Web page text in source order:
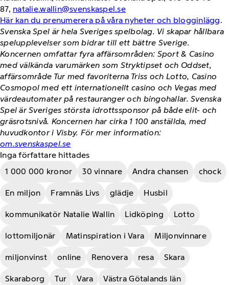
87, natalie.wallin@svenskaspel.se
Här kan du prenumerera på våra nyheter och blogginlägg.
Svenska Spel är hela Sveriges spelbolag. Vi skapar hållbara
spelupplevelser som bidrar till ett bättre Sverige.
Koncernen omfattar fyra affärsområden: Sport & Casino
med välkända varumärken som Stryktipset och Oddset,
affärsområde Tur med favoriterna Triss och Lotto, Casino
Cosmopol med ett internationellt casino och Vegas med
värdeautomater på restauranger och bingohallar. Svenska
Spel är Sveriges största idrottssponsor på både elit- och
gräsrotsnivå. Koncernen har cirka 1 100 anställda, med
huvudkontor i Visby. För mer information:
om.svenskaspel.se
Inga författare hittades
1 000 000 kronor
30 vinnare Andra chansen chock
En miljon Framnäs Livs glädje Husbil
kommunikatör Natalie Wallin Lidköping Lotto
lottomiljonär Matinspiration i Vara Miljonvinnare
miljonvinst online Renovera resa Skara
Skaraborg Tur Vara Västra Götalands län